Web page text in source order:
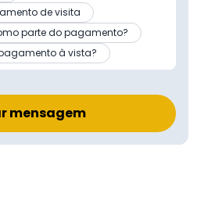
de visita
parte do pagamento?
à vista?
mensagem